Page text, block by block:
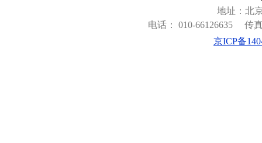
地址：北
电话： 010-66126635
传
京ICP备